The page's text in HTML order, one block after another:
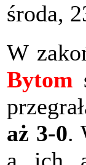
środa,
W
Bytom
aż 3-0.